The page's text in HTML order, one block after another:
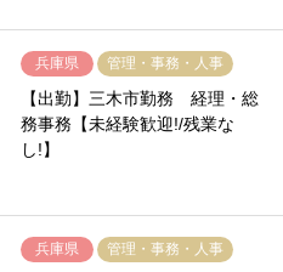
兵庫県 管理・事務・人事
【出勤】三木市勤務 経理・総
務事務【未経験歓迎!/残業な
し!】
兵庫県 管理・事務・人事